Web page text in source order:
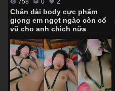
Chân dài body cực phẩm
giọng em ngọt ngào còn cổ
vũ cho anh chịch nữa